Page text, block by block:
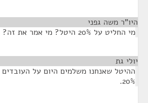
היו"ר משה גפני
מי החליט על 20% היטל? מי אמר את זה? מאיפה זה יצא?
יולי גת
ההיטל שאנחנו משלמים היום על
20%.